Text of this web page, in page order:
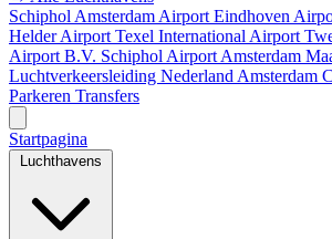
Schiphol Amsterdam Airport Eindhoven
Helder Airport Texel International Airport
Airport B.V. Schiphol Airport Amsterdam
Luchtverkeersleiding Nederland Amsterdam
Parkeren Transfers
Startpagina
Luchthavens